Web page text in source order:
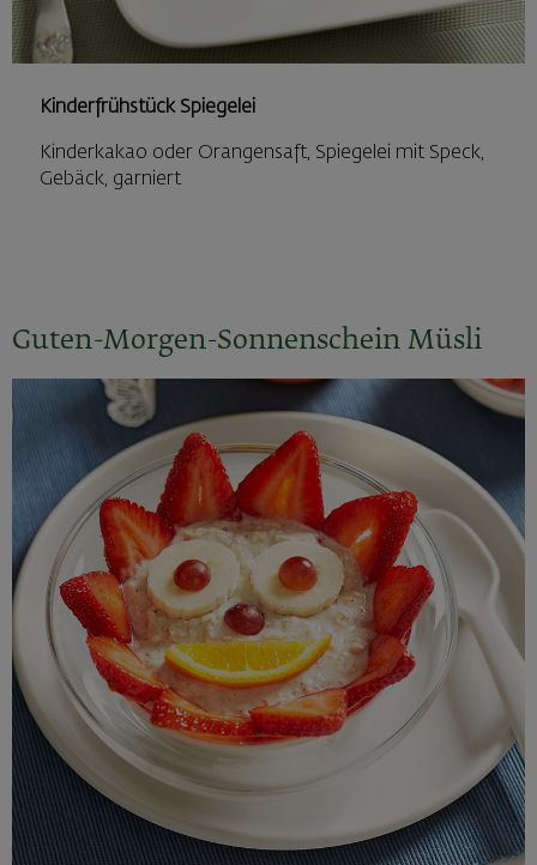
Kinderfrühstück Spiegelei
Kinderkakao oder Orangensaft, Spiegelei mit Speck,
Gebäck, garniert
Guten-Morgen-Sonnenschein Müsli